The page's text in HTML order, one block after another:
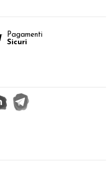
Pagamenti
Sicuri